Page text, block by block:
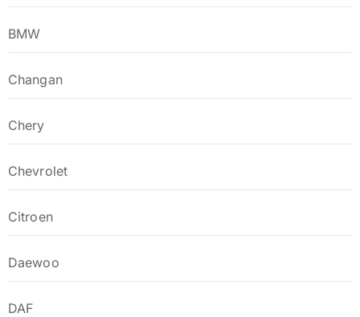
BMW
Changan
Chery
Chevrolet
Citroen
Daewoo
DAF